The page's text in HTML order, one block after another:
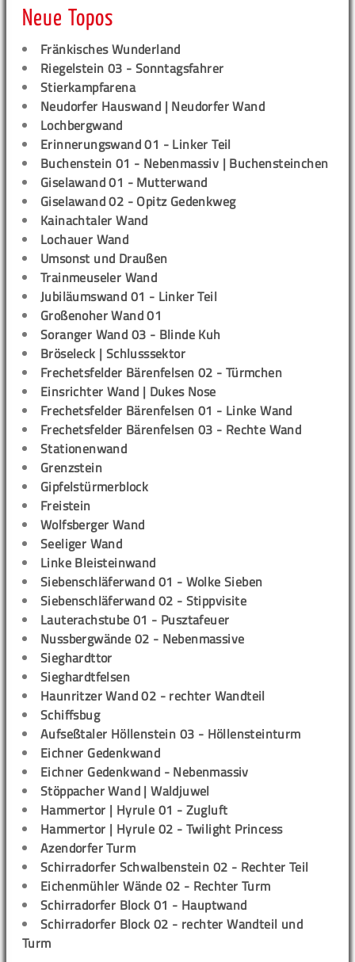
Neue Topos
Fränkisches Wunderland
Riegelstein 03 - Sonntagsfahrer
Stierkampfarena
Neudorfer Hauswand | Neudorfer Wand
Lochbergwand
Erinnerungswand 01 - Linker Teil
Buchenstein 01 - Nebenmassiv | Buchensteinchen
Giselawand 01 - Mutterwand
Giselawand 02 - Opitz Gedenkweg
Kainachtaler Wand
Lochauer Wand
Umsonst und Draußen
Trainmeuseler Wand
Jubiläumswand 01 - Linker Teil
Großenoher Wand 01
Soranger Wand 03 - Blinde Kuh
Bröseleck | Schlusssektor
Frechetsfelder Bärenfelsen 02 - Türmchen
Einsrichter Wand | Dukes Nose
Frechetsfelder Bärenfelsen 01 - Linke Wand
Frechetsfelder Bärenfelsen 03 - Rechte Wand
Stationenwand
Grenzstein
Gipfelstürmerblock
Freistein
Wolfsberger Wand
Seeliger Wand
Linke Bleisteinwand
Siebenschläferwand 01 - Wolke Sieben
Siebenschläferwand 02 - Stippvisite
Lauterachstube 01 - Pusztafeuer
Nussbergwände 02 - Nebenmassive
Sieghardttor
Sieghardtfelsen
Haunritzer Wand 02 - rechter Wandteil
Schiffsbug
Aufseßtaler Höllenstein 03 - Höllensteinturm
Eichner Gedenkwand
Eichner Gedenkwand - Nebenmassiv
Stöppacher Wand | Waldjuwel
Hammertor | Hyrule 01 - Zugluft
Hammertor | Hyrule 02 - Twilight Princess
Azendorfer Turm
Schirradorfer Schwalbenstein 02 - Rechter Teil
Eichenmühler Wände 02 - Rechter Turm
Schirradorfer Block 01 - Hauptwand
Schirradorfer Block 02 - rechter Wandteil und
Turm